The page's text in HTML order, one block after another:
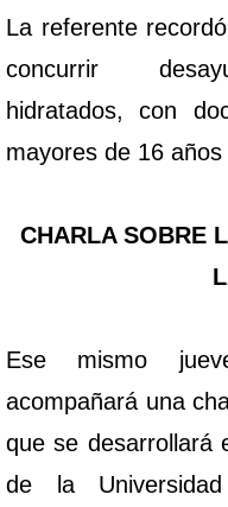
La referente
concurrir
hidratados, con
mayores de 16
CHARLA SOBRE
Ese mismo
acompañará una
que se desarrollará
de la